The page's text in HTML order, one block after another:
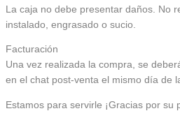
La caja no debe presentar daños. No
instalado, engrasado o sucio.
Facturación
Una vez realizada la compra, se
en el chat post-venta el mismo día de
Estamos para servirle ¡Gracias por su